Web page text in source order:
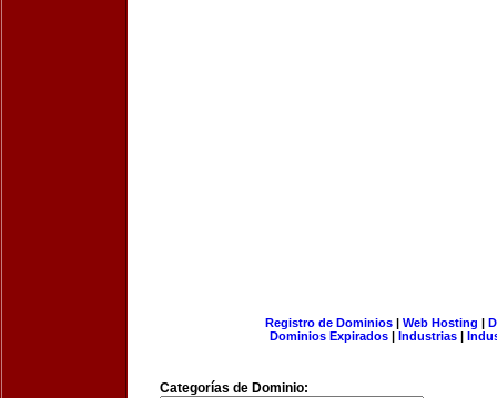
Registro de Dominios| Web Hosting |
Dominios Expirados | Industrias |
Categorías de Dominio: